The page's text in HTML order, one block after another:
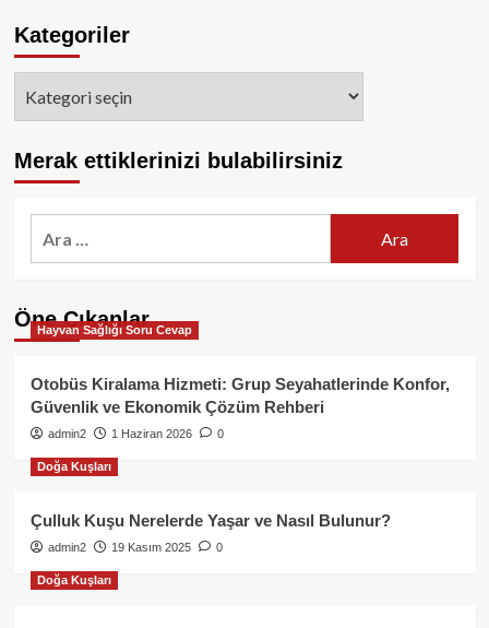
Kategoriler
Merak ettiklerinizi bulabilirsiniz
Öne Çıkanlar
Hayvan Sağlığı Soru Cevap
Otobüs Kiralama Hizmeti: Grup Seyahatlerinde Konfor,
Güvenlik ve Ekonomik Çözüm Rehberi
admin2 1 Haziran 2026 0
Doğa Kuşları
Çulluk Kuşu Nerelerde Yaşar ve Nasıl Bulunur?
admin2 19 Kasım 2025 0
Doğa Kuşları